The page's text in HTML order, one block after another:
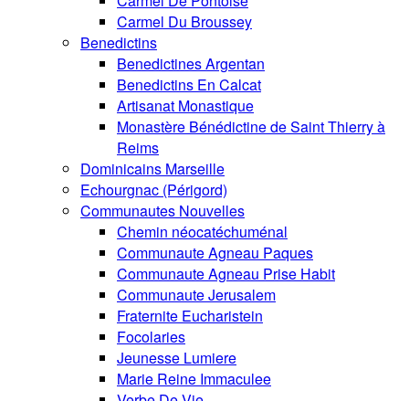
Carmel Du Broussey
Benedictins
Benedictines Argentan
Benedictins En Calcat
Artisanat Monastique
Monastère Bénédictine de Saint Thierry à
Reims
Dominicains Marseille
Echourgnac (Périgord)
Communautes Nouvelles
Chemin néocatéchuménal
Communaute Agneau Paques
Communaute Agneau Prise Habit
Communaute Jerusalem
Fraternite Eucharistein
Focolaries
Jeunesse Lumiere
Marie Reine Immaculee